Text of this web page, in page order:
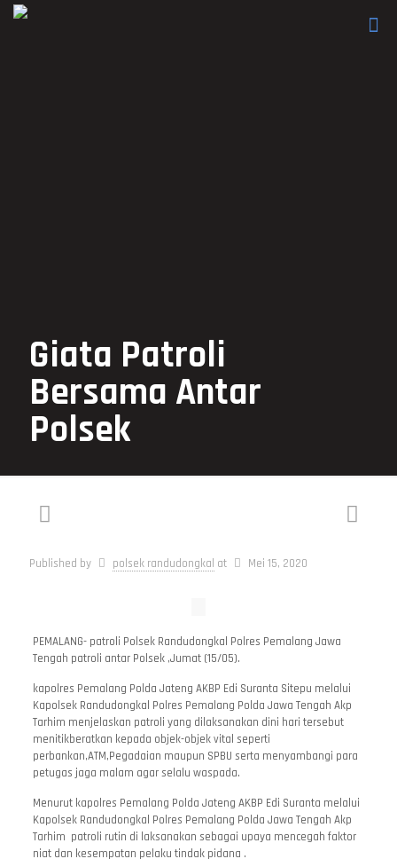
Giata Patroli
Bersama Antar
Polsek
Published by polsek randudongkal at Mei 15, 2020
PEMALANG- patroli Polsek Randudongkal Polres Pemalang Jawa
Tengah patroli antar Polsek ,Jumat (15/05).
kapolres Pemalang Polda Jateng AKBP Edi Suranta Sitepu melalui
Kapolsek Randudongkal Polres Pemalang Polda Jawa Tengah Akp
Tarhim menjelaskan patroli yang dilaksanakan dini hari tersebut
menitikberatkan kepada objek-objek vital seperti
perbankan,ATM,Pegadaian maupun SPBU serta menyambangi para
petugas jaga malam agar selalu waspada.
Menurut kapolres Pemalang Polda Jateng AKBP Edi Suranta melalui
Kapolsek Randudongkal Polres Pemalang Polda Jawa Tengah Akp
Tarhim patroli rutin di laksanakan sebagai upaya mencegah faktor
niat dan kesempatan pelaku tindak pidana .